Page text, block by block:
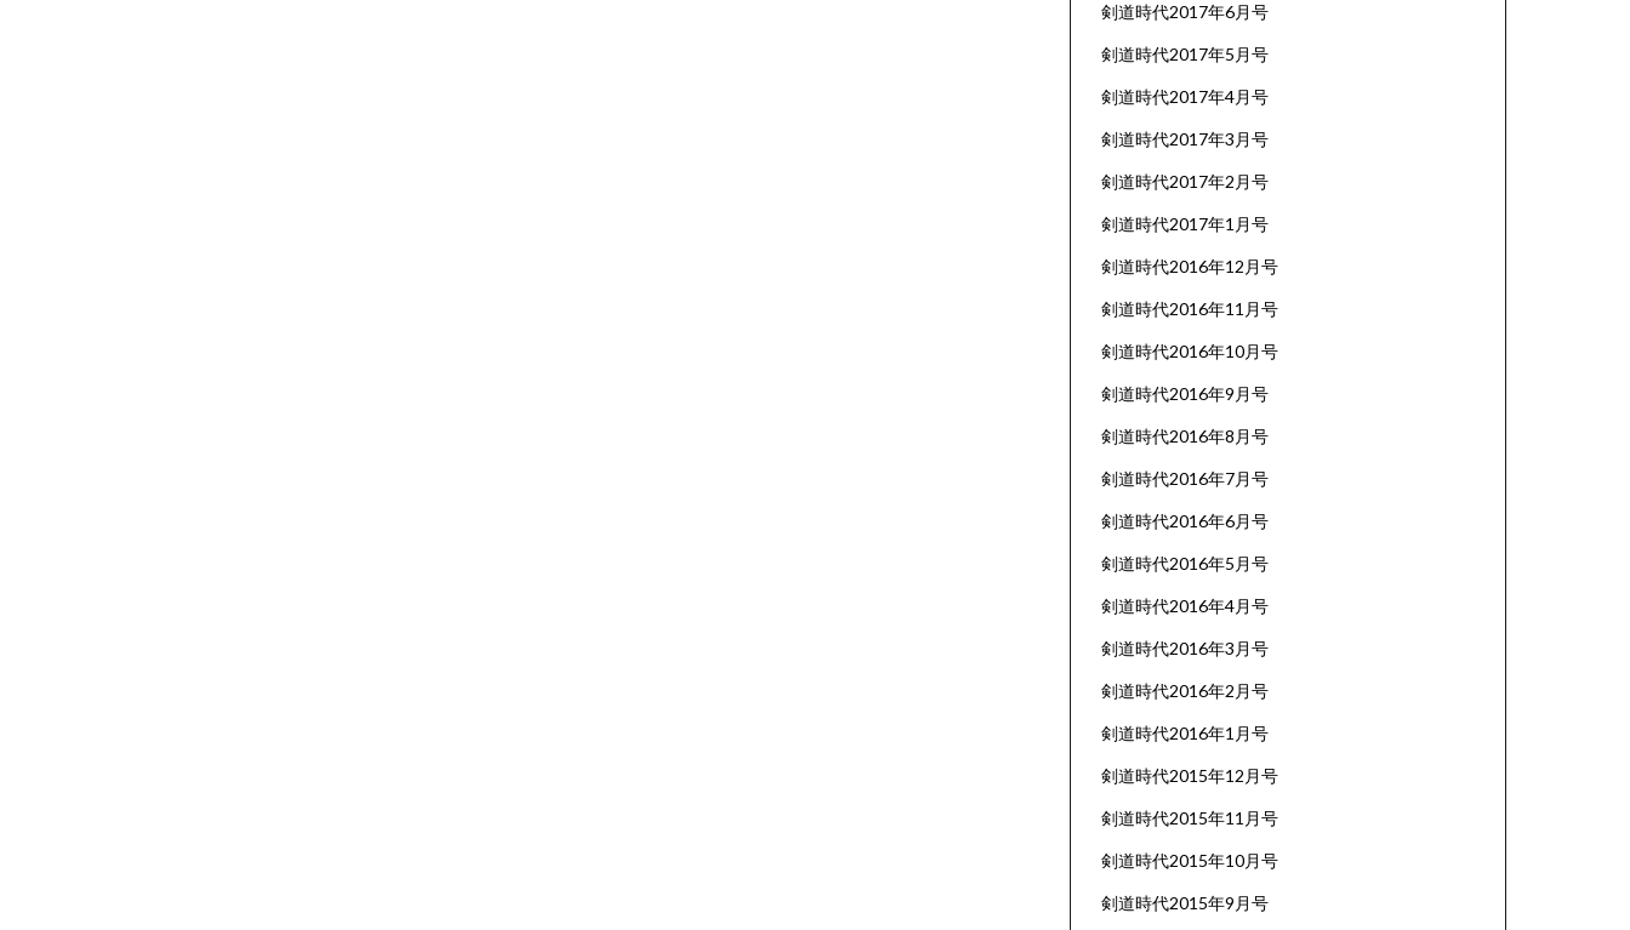
剣道時代2017年6月号
剣道時代2017年5月号
剣道時代2017年4月号
剣道時代2017年3月号
剣道時代2017年2月号
剣道時代2017年1月号
剣道時代2016年12月号
剣道時代2016年11月号
剣道時代2016年10月号
剣道時代2016年9月号
剣道時代2016年8月号
剣道時代2016年7月号
剣道時代2016年6月号
剣道時代2016年5月号
剣道時代2016年4月号
剣道時代2016年3月号
剣道時代2016年2月号
剣道時代2016年1月号
剣道時代2015年12月号
剣道時代2015年11月号
剣道時代2015年10月号
剣道時代2015年9月号